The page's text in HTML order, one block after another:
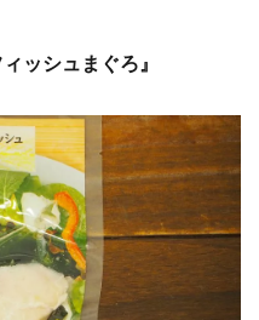
ッシュまぐろ』